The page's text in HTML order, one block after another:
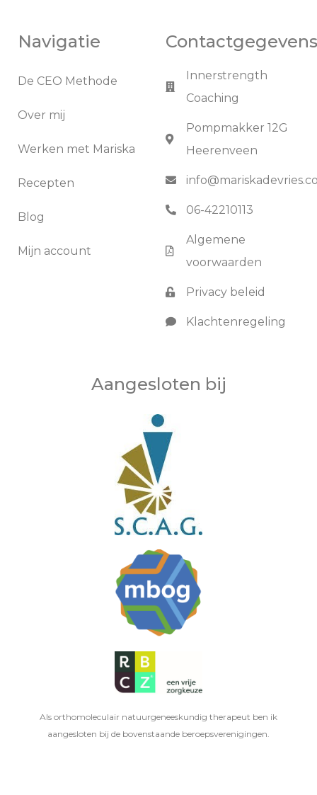
Navigatie
De CEO Methode
Over mij
Werken met Mariska
Recepten
Blog
Mijn account
Contactgegevens
Innerstrength
Coaching
Pompmakker 12G
Heerenveen
06-42210113
Algemene
voorwaarden
Privacy beleid
Klachtenregeling
Aangesloten bij
Als orthomoleculair natuurgeneeskundig therapeut ben ik
aangesloten bij de bovenstaande beroepsverenigingen.